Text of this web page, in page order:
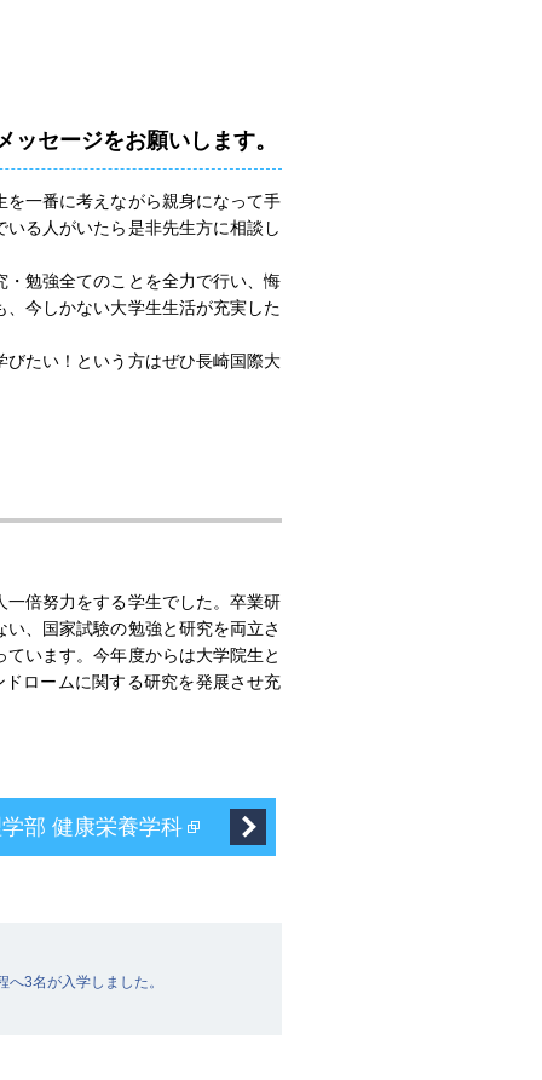
セージをお願いします。
一番に考えながら親身になって手
る人がいたら是非先生方に相談し
勉強全てのことを全力で行い、悔
今しかない大学生生活が充実した
たい！という方はぜひ長崎国際大
倍努力をする学生でした。卒業研
、国家試験の勉強と研究を両立さ
います。今年度からは大学院生と
ロームに関する研究を発展させ充
部 健康栄養学科
3名が入学しました。